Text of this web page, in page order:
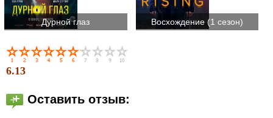
Дурной глаз Восхождение (1 сезон)
6.13
Оставить отзыв: